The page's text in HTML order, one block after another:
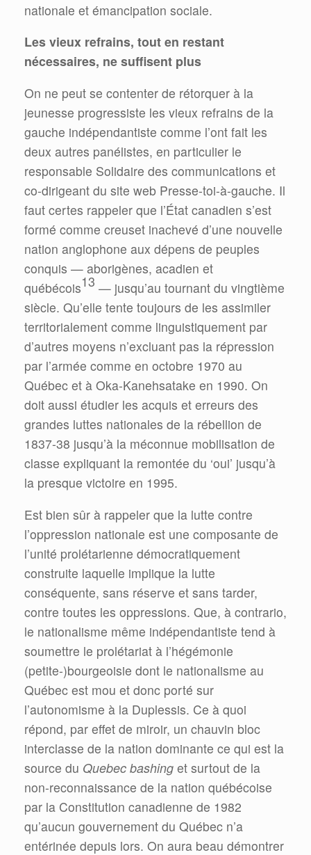
nationale et émancipation sociale.
Les vieux refrains, tout en restant
nécessaires, ne suffisent plus
On ne peut se contenter de rétorquer à la
jeunesse progressiste les vieux refrains de la
gauche indépendantiste comme l’ont fait les
deux autres panélistes, en particulier le
responsable Solidaire des communications et
co-dirigeant du site web Presse-toi-à-gauche. Il
faut certes rappeler que l’État canadien s’est
formé comme creuset inachevé d’une nouvelle
nation anglophone aux dépens de peuples
conquis — aborigènes, acadien et
québécois13 — jusqu’au tournant du vingtième
siècle. Qu’elle tente toujours de les assimiler
territorialement comme linguistiquement par
d’autres moyens n’excluant pas la répression
par l’armée comme en octobre 1970 au
Québec et à Oka-Kanehsatake en 1990. On
doit aussi étudier les acquis et erreurs des
grandes luttes nationales de la rébellion de
1837-38 jusqu’à la méconnue mobilisation de
classe expliquant la remontée du ‘oui’ jusqu’à
la presque victoire en 1995.
Est bien sûr à rappeler que la lutte contre
l’oppression nationale est une composante de
l’unité prolétarienne démocratiquement
construite laquelle implique la lutte
conséquente, sans réserve et sans tarder,
contre toutes les oppressions. Que, à contrario,
le nationalisme même indépendantiste tend à
soumettre le prolétariat à l’hégémonie
(petite-)bourgeoisie dont le nationalisme au
Québec est mou et donc porté sur
l’autonomisme à la Duplessis. Ce à quoi
répond, par effet de miroir, un chauvin bloc
interclasse de la nation dominante ce qui est la
source du Quebec bashing et surtout de la
non-reconnaissance de la nation québécoise
par la Constitution canadienne de 1982
qu’aucun gouvernement du Québec n’a
entérinée depuis lors. On aura beau démontrer